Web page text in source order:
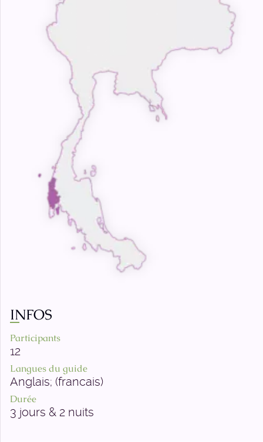
INFOS
Participants
12
Langues du guide
Anglais; (francais)
Durée
3 jours & 2 nuits